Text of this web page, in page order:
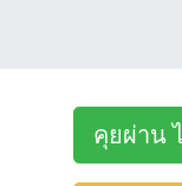
คุยผ่าน